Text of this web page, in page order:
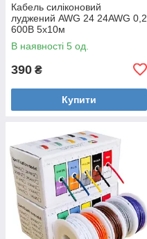
Кабель силіконовий
луджений AWG 24 24AWG 0,2
600В 5x10м
В наявності 5 од.
390 ₴
Купити